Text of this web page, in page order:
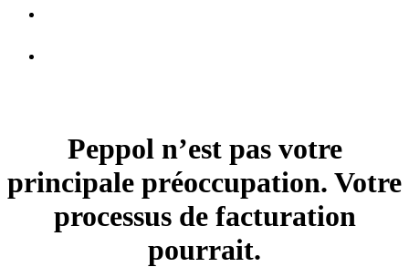
Peppol n’est pas votre
principale préoccupation. Votre
processus de facturation
pourrait.